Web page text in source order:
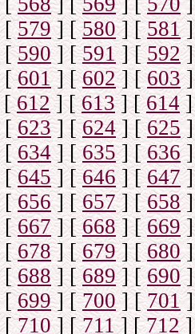
[579] [580] [581]
[590] [591] [592]
[601] [602] [603]
[612] [613] [614]
[623] [624] [625]
[634] [635] [636]
[645] [646] [ 647]
[656] [657] [658]
[667] [668] [669]
[678] [679] [680]
[688] [689] [690]
[699] [700] [ 701]
[710] [711] [712]